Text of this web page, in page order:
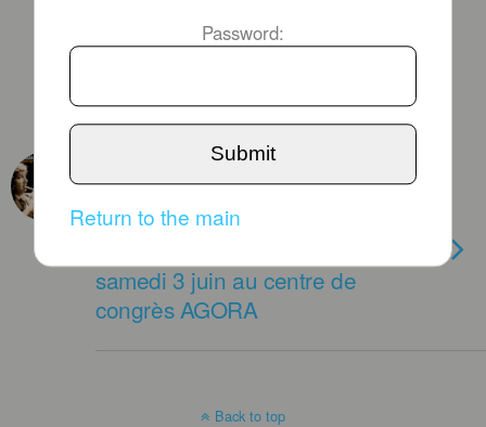
Levon MINASSIAN, Juan
CARMONA et André
samedi 3 juin au centre de
congrès AGORA
Back to top
Password:
Submit
Return to the main